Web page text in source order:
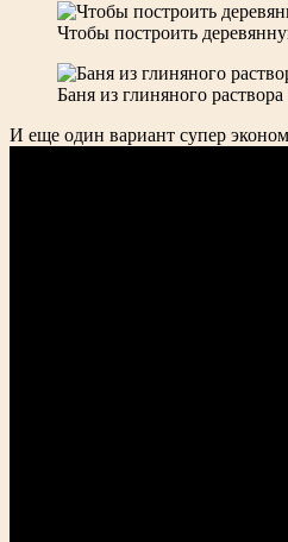
Чтобы построить
Баня из глиняного
И еще один вариант супер